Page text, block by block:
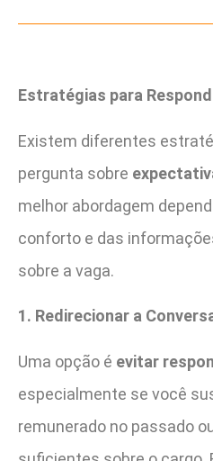
Estratégias para
Existem diferentes
pergunta sobre
melhor abordagem
conforto e das
sobre a vaga.
1. Redirecionar a
Uma opção é evitar
especialmente se você
remunerado no passado